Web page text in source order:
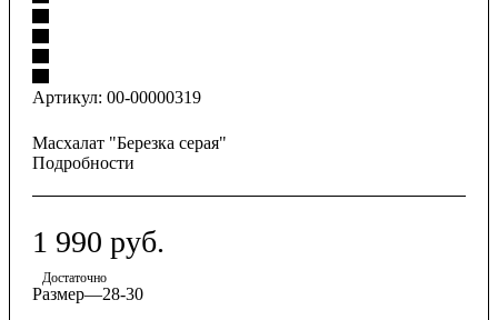
Артикул: 00-00000319
Масхалат "Березка серая"
Подробности
1 990 руб.
Достаточно
Размер—28-30